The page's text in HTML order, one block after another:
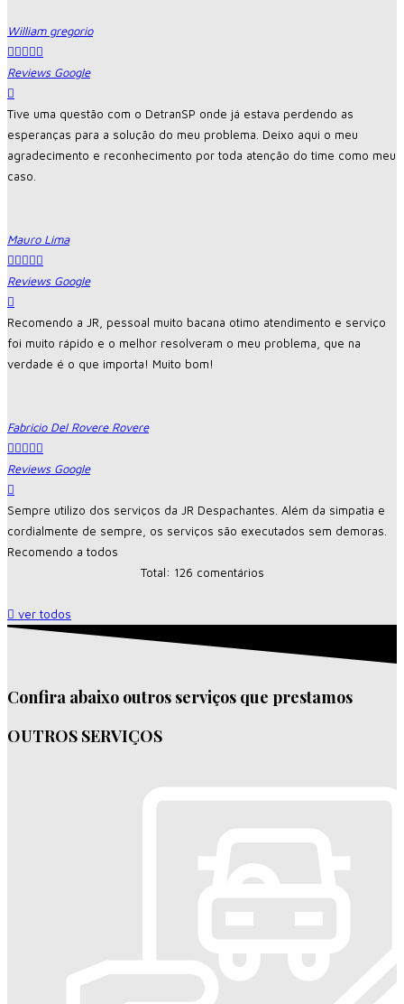
William gregorio

Reviews Google
Tive uma questão com o DetranSP onde já estava perdendo as
esperanças para a solução do meu problema. Deixo aqui o meu
agradecimento e reconhecimento por toda atenção do time como meu
caso.
Mauro Lima

Reviews Google
Recomendo a JR, pessoal muito bacana otimo atendimento e serviço
foi muito rápido e o melhor resolveram o meu problema, que na
verdade é o que importa! Muito bom!
Fabricio Del Rovere Rovere

Reviews Google
Sempre utilizo dos serviços da JR Despachantes. Além da simpatia e
cordialmente de sempre, os serviços são executados sem demoras.
Recomendo a todos
Total: 126 comentários
ver todos
Confira abaixo outros serviços que prestamos
OUTROS SERVIÇOS